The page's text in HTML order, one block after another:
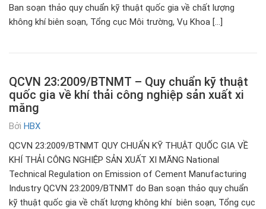
Ban soạn thảo quy chuẩn kỹ thuật quốc gia về chất lượng
không khí biên soạn, Tổng cục Môi trường, Vụ Khoa […]
QCVN 23:2009/BTNMT – Quy chuẩn kỹ thuật
quốc gia về khí thải công nghiệp sản xuất xi
măng
Bởi HBX
QCVN 23:2009/BTNMT QUY CHUẨN KỸ THUẬT QUỐC GIA VỀ
KHÍ THẢI CÔNG NGHIỆP SẢN XUẤT XI MĂNG National
Technical Regulation on Emission of Cement Manufacturing
Industry QCVN 23:2009/BTNMT do Ban soạn thảo quy chuẩn
kỹ thuật quốc gia về chất lượng không khí biên soạn, Tổng cục